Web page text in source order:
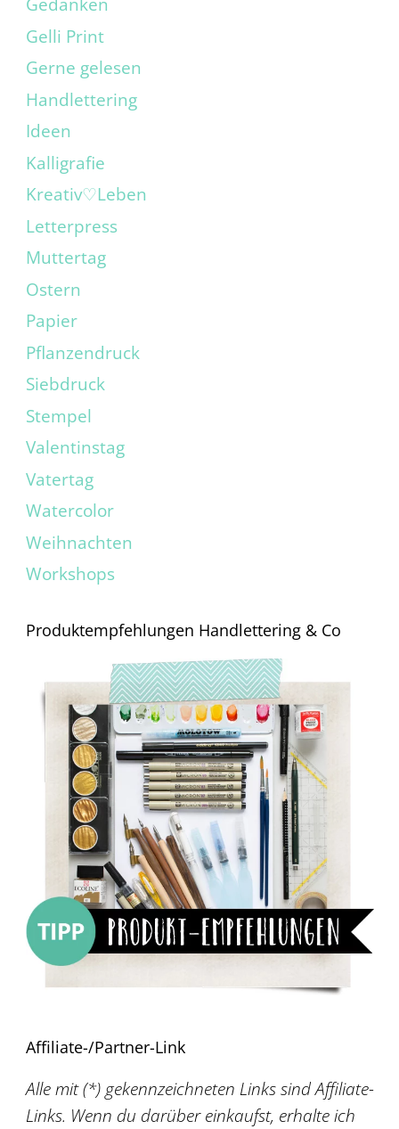
Gelli Print
Gerne gelesen
Handlettering
Ideen
Kalligrafie
Kreativ♡Leben
Letterpress
Muttertag
Ostern
Papier
Pflanzendruck
Siebdruck
Stempel
Valentinstag
Vatertag
Watercolor
Weihnachten
Workshops
Produktempfehlungen Handlettering & Co
Affiliate-/Partner-Link
Alle mit (*) gekennzeichneten Links sind Affiliate-
Links. Wenn du darüber einkaufst, erhalte ich